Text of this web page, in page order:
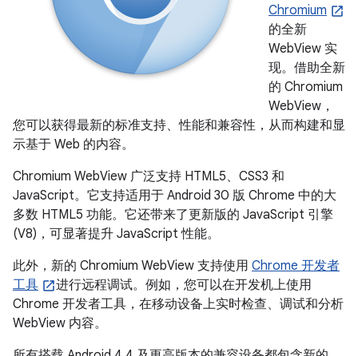
Chromium
的全新
WebView 实
现。借助全新
的 Chromium
WebView，
您可以获得最新的标准支持、性能和兼容性，从而构建和显
示基于 Web 的内容。
Chromium WebView 广泛支持 HTML5、CSS3 和
JavaScript。它支持适用于 Android 30 版 Chrome 中的大
多数 HTML5 功能。它还带来了更新版的 JavaScript 引擎
(V8)，可显著提升 JavaScript 性能。
此外，新的 Chromium WebView 支持使用 Chrome 开发者
工具
进行远程调试。例如，您可以在开发机上使用
Chrome 开发者工具，在移动设备上实时检查、调试和分析
WebView 内容。